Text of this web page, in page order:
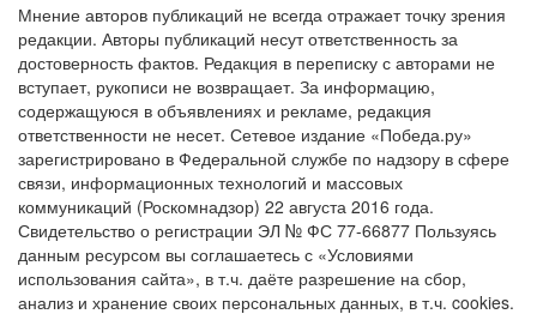
Мнение авторов публикаций не всегда отражает точку зрения
редакции. Авторы публикаций несут ответственность за
достоверность фактов. Редакция в переписку с авторами не
вступает, рукописи не возвращает. За информацию,
содержащуюся в объявлениях и рекламе, редакция
ответственности не несет. Сетевое издание «Победа.ру»
зарегистрировано в Федеральной службе по надзору в сфере
связи, информационных технологий и массовых
коммуникаций (Роскомнадзор) 22 августа 2016 года.
Свидетельство о регистрации ЭЛ № ФС 77-66877 Пользуясь
данным ресурсом вы соглашаетесь с «Условиями
использования сайта», в т.ч. даёте разрешение на сбор,
анализ и хранение своих персональных данных, в т.ч. cookies.